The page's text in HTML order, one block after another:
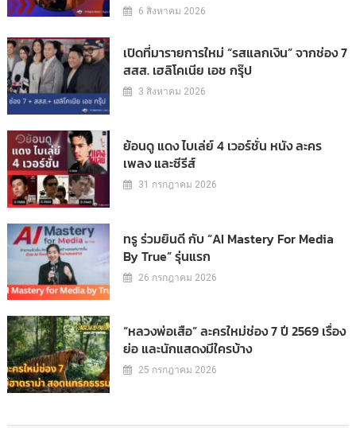
6 สิงหาคม 2026
เปิดที่มารายการใหม่ “รสแลกเงิน” จากช่อง 7
สสส. เฮลิโคเนีย เอช กรุ๊ป
3 สิงหาคม 2026
ย้อนดู แดง ไบเล่ย์ 4 เวอร์ชั่น หนัง ละคร
เพลง และซีรีส์
31 กรกฎาคม 2026
ทรู ร่วมยินดี กับ “AI Mastery For Media
By True” รุ่นแรก
26 กรกฎาคม 2026
“หลวงพ่อเสือ” ละครใหม่ช่อง 7 ปี 2569 เรื่อง
ย่อ และนักแสดงมีใครบ้าง
25 กรกฎาคม 2026